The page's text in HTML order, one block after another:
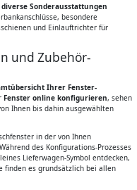
diverse Sonderausstattungen
besondere
und Einlauftrichter für
und Zubehör-
Ihrer Fenster-
Fenster online konfigurieren, sehen
Ihnen bis dahin ausgewählten
in der von Ihnen
des Konfigurations-Prozesses
Lieferwagen-Symbol entdecken,
finden es grundsätzlich bei allen